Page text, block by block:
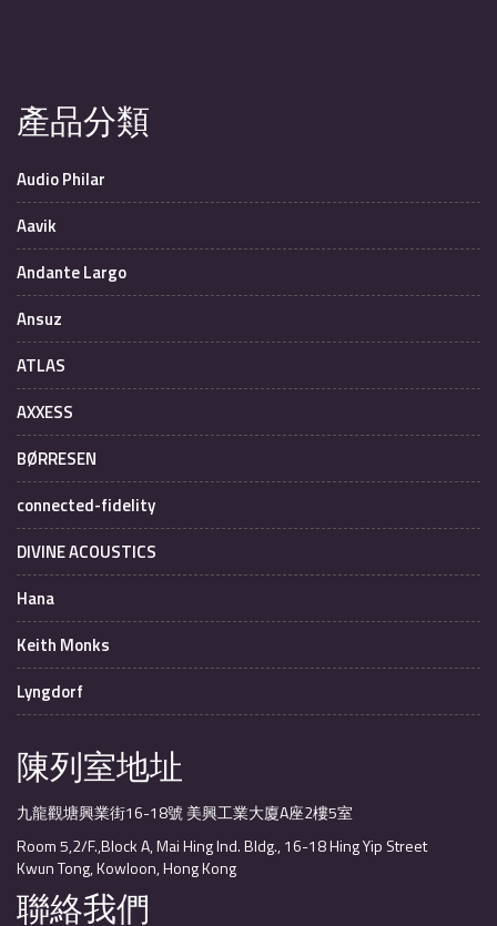
產品分類
Audio Philar
Aavik
Andante Largo
Ansuz
ATLAS
AXXESS
BØRRESEN
connected-fidelity
DIVINE ACOUSTICS
Hana
Keith Monks
Lyngdorf
陳列室地址
九龍觀塘興業街16-18號 美興工業大廈A座2樓5室
Room 5,2/F.,Block A, Mai Hing Ind. Bldg., 16-18 Hing Yip Street
Kwun Tong, Kowloon, Hong Kong
聯絡我們